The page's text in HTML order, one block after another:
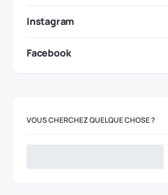
Instagram
Facebook
VOUS CHERCHEZ QUELQUE CHOSE ?